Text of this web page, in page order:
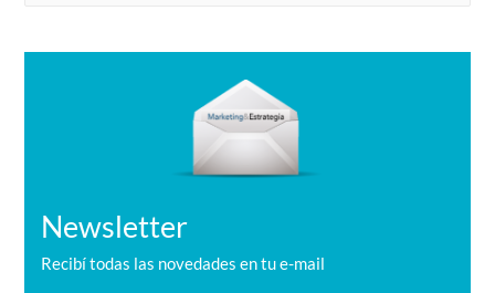
a
Newsletter
Recibí todas las novedades en tu e-mail